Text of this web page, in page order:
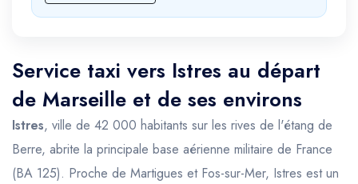
Service taxi vers Istres au départ
de Marseille et de ses environs
Istres, ville de 42 000 habitants sur les rives de l'étang de
Berre, abrite la principale base aérienne militaire de France
(BA 125). Proche de Martigues et Fos-sur-Mer, Istres est un